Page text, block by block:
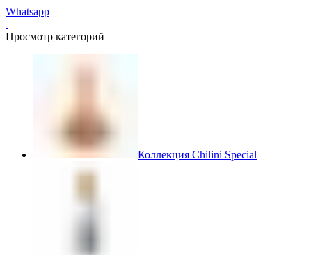
Whatsapp
Просмотр категорий
Коллекция Chilini Special